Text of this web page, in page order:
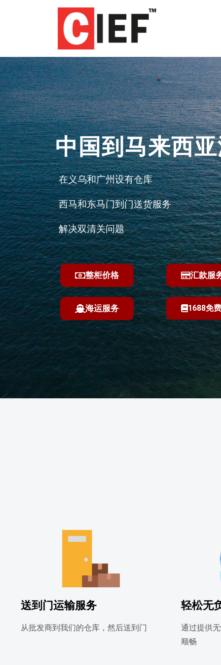
中国到马来西
在义乌和广州设有仓库
西马和东马门到门送货服务
解决双清关问题
整柜价格
海运服务
汇款服
1688免
送到门运输服务
从批发商到我们的仓库，然后送到门
轻松无
通过提供
顺畅